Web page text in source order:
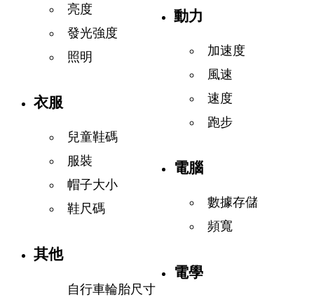
亮度
發光強度
照明
衣服
兒童鞋碼
服裝
帽子大小
鞋尺碼
其他
自行車輪胎尺寸
動力
加速度
風速
速度
跑步
電腦
數據存儲
頻寬
電學